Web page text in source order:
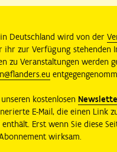
Deutschland wird von der
ihr zur Verfügung stehenden
zu Veranstaltungen werden
kostenlosen
E-Mail, die einen Link
Erst wenn Sie diese
wirksam.